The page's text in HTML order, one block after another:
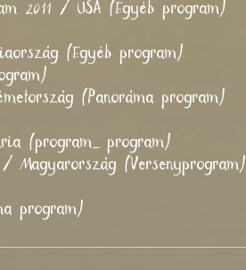
2011 / USA (Egyéb program)
(Egyéb program)
(Panoráma program)
(program_ program)
Magyarország (Versenyprogram)
program)